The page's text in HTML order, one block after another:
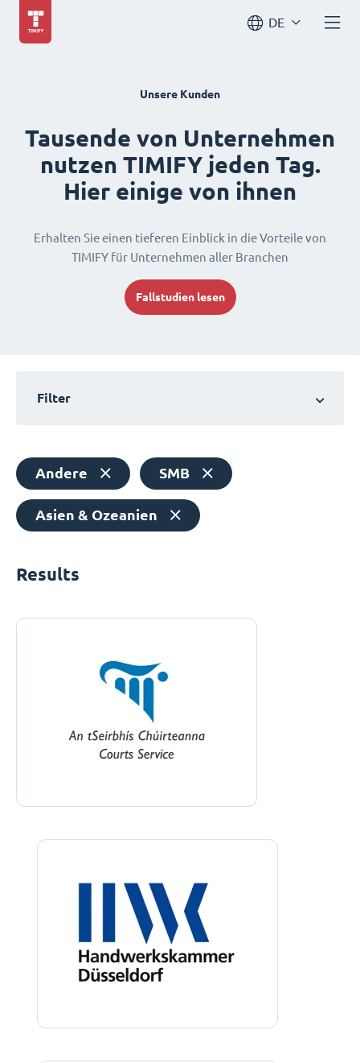
DE
Unsere Kunden
Tausende von Unternehmen
nutzen TIMIFY jeden Tag.
Hier einige von ihnen
Erhalten Sie einen tieferen Einblick in die Vorteile von
TIMIFY für Unternehmen aller Branchen
Fallstudien lesen
Filter
Andere SMB
Asien & Ozeanien
Results